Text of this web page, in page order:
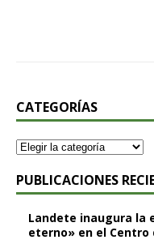
CATEGORÍAS
PUBLICACIONES
Landete inaugura la
eterno» en el Centro